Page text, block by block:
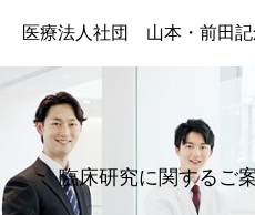
医療法人社団 山本・前田
臨床研究に関するご